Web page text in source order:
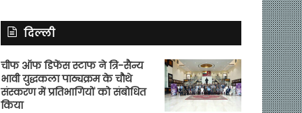
दिल्ली
चीफ ऑफ डिफेंस स्टाफ ने त्रि-सैन्य
भावी युद्धकला पाठ्यक्रम के चौथे
संस्करण में प्रतिभागियों को संबोधित
किया